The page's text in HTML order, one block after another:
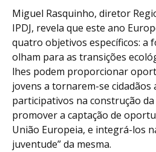
Miguel Rasquinho, diretor
IPDJ, revela que este ano
quatro objetivos específicos: a
olham para as transições
lhes podem proporcionar
jovens a tornarem-se cidadãos
participativos na construção
promover a captação de
União Europeia, e integrá-los
juventude” da mesma.